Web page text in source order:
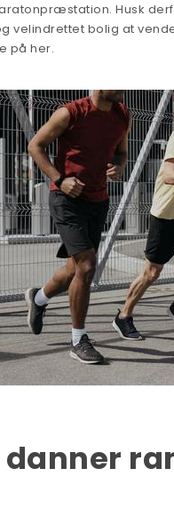
Husk
velindrettet bolig at
på her.